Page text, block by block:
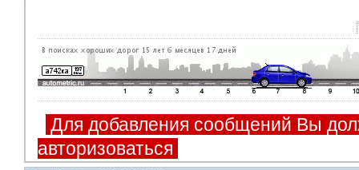
Для добавления сообщений Вы
авторизоваться